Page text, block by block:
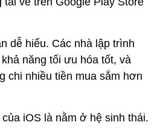
dễ hiểu. Các nhà lập trình
năng tối ưu hóa tốt, và
chi nhiều tiền mua sắm hơn
iOS là nằm ở hệ sinh thái.